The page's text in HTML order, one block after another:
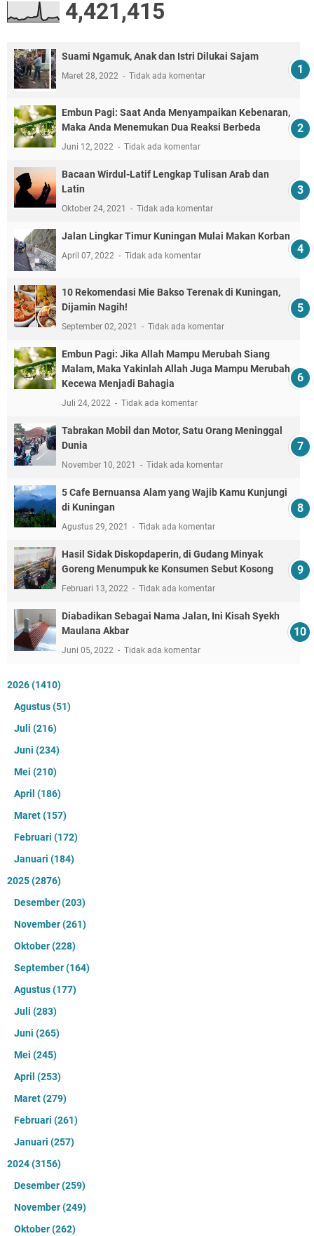
4,421,415
Suami Ngamuk, Anak dan Istri Dilukai Sajam
Maret 28, 2022 Tidak ada komentar
Embun Pagi: Saat Anda Menyampaikan Kebenaran,
Maka Anda Menemukan Dua Reaksi Berbeda
Juni 12, 2022 Tidak ada komentar
Bacaan Wirdul-Latif Lengkap Tulisan Arab dan
Latin
Oktober 24, 2021 Tidak ada komentar
Jalan Lingkar Timur Kuningan Mulai Makan Korban
April 07, 2022 Tidak ada komentar
10 Rekomendasi Mie Bakso Terenak di Kuningan,
Dijamin Nagih!
September 02, 2021 Tidak ada komentar
Embun Pagi: Jika Allah Mampu Merubah Siang
Malam, Maka Yakinlah Allah Juga Mampu Merubah
Kecewa Menjadi Bahagia
Juli 24, 2022 Tidak ada komentar
Tabrakan Mobil dan Motor, Satu Orang Meninggal
Dunia
November 10, 2021 Tidak ada komentar
5 Cafe Bernuansa Alam yang Wajib Kamu Kunjungi
di Kuningan
Agustus 29, 2021 Tidak ada komentar
Hasil Sidak Diskopdaperin, di Gudang Minyak
Goreng Menumpuk ke Konsumen Sebut Kosong
Februari 13, 2022 Tidak ada komentar
Diabadikan Sebagai Nama Jalan, Ini Kisah Syekh
Maulana Akbar
Juni 05, 2022 Tidak ada komentar
2026(1410)
Agustus(51)
Juli (216)
Juni (234)
Mei (210)
April (186)
Maret(157)
Februari (172)
Januari (184)
2025(2876)
Desember(203)
November(261)
Oktober(228)
September(164)
Agustus(177)
Juli (283)
Juni (265)
Mei (245)
April (253)
Maret(279)
Februari (261)
Januari (257)
2024(3156)
Desember(259)
November(249)
Oktober(262)